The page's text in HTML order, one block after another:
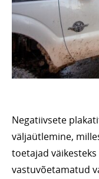
Negatiivsete
väljaütlemine,
toetajad
vastuvõetamatud